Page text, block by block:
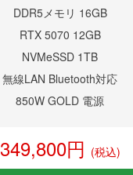
DDR5メモリ 16GB
RTX 5070 12GB
NVMeSSD 1TB
無線LAN Bluetooth対応
850W GOLD 電源
349,800円 (税込)